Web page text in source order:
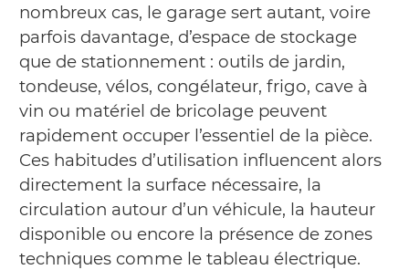
nombreux cas, le garage sert autant, voire
parfois davantage, d’espace de stockage
que de stationnement : outils de jardin,
tondeuse, vélos, congélateur, frigo, cave à
vin ou matériel de bricolage peuvent
rapidement occuper l’essentiel de la pièce.
Ces habitudes d’utilisation influencent alors
directement la surface nécessaire, la
circulation autour d’un véhicule, la hauteur
disponible ou encore la présence de zones
techniques comme le tableau électrique.